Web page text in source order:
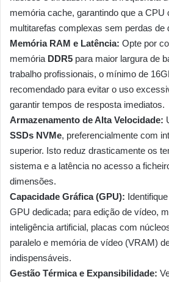
memória cache, garantindo que a CPU
multitarefas complexas sem perdas de
Memória RAM e Latência: Opte por
memória DDR5 para maior largura de
trabalho profissionais, o mínimo de
recomendado para evitar o uso
garantir tempos de resposta imediatos.
Armazenamento de Alta Velocidade:
SSDs NVMe, preferencialmente com
superior. Isto reduz drasticamente os
sistema e a latência no acesso a
dimensões.
Capacidade Gráfica (GPU):
GPU dedicada; para edição de vídeo,
inteligência artificial, placas com
paralelo e memória de vídeo (VRAM)
indispensáveis.
Gestão Térmica e Expansibilidade: